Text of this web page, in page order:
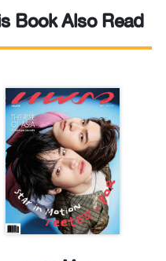
Book Also Read